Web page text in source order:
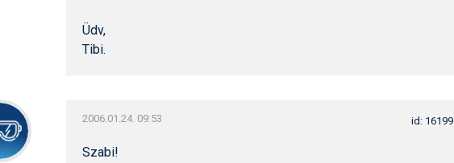
Üdv,
Tibi.
2006.01.24. 09:53 id: 16199
Szabi!